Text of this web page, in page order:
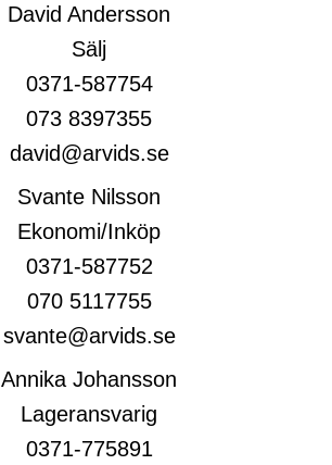
David Andersson
Sälj
0371-587754
073 8397355
david@arvids.se
Svante Nilsson
Ekonomi/Inköp
0371-587752
070 5117755
svante@arvids.se
Annika Johansson
Lageransvarig
0371-775891